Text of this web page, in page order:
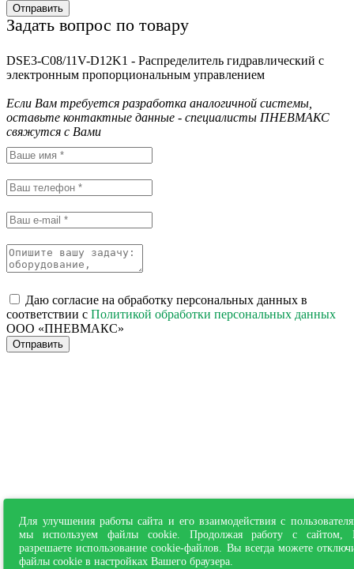
Для улучшения работы сайта и его взаимодействия с
мы используем файлы cookie. Продолжая работу с сайтом,
разрешаете использование cookie-файлов. Вы всегда можете
файлы cookie в настройках Вашего браузера.
Отправить
Задать вопрос по товару
DSE3-C08/11V-D12K1 - Распределитель гидравлический с
электронным пропорциональным управлением
Если Вам требуется разработка аналогичной системы,
оставьте контактные данные - специалисты ПНЕВМАКС
свяжутся с Вами
Даю согласие на обработку персональных данных в
соответствии с Политикой обработки персональных данных
ООО «ПНЕВМАКС»
Отправить